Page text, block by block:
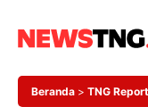
Beranda > TNG Report